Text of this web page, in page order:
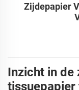
Zijdepapier
Inzicht in de